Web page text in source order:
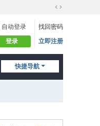
换
宽
版
自动登录
找回密码
登录 立即注册
快捷导航